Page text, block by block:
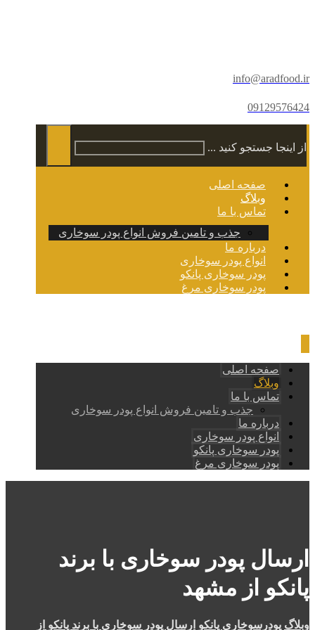
info@aradfood.ir
09129576424
از اینجا جستجو کنید ...
صفحه اصلی
وبلاگ
تماس با ما
جذب و تامین فروش انواع پودر سوخاری
درباره ما
انواع پودر سوخاری
پودر سوخاری پانکو
پودر سوخاری مرغ
صفحه اصلی
وبلاگ
تماس با ما
جذب و تامین فروش انواع پودر سوخاری
درباره ما
انواع پودر سوخاری
پودر سوخاری پانکو
پودر سوخاری مرغ
ارسال پودر سوخاری با برند
پانکو از مشهد
وبلاگ پودرسوخاری پانکو ارسال پودر سوخاری با برند پانکو از